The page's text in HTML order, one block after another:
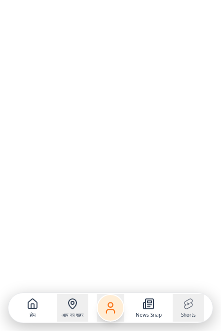
होम आप का शहर News Snap Shorts